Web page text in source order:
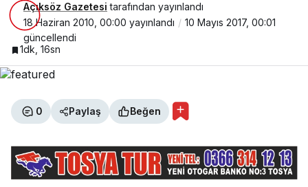
Açıksöz Gazetesi tarafından yayınlandı
18 Haziran 2010, 00:00 yayınlandı
10 Mayıs 2017, 00:01
güncellendi
1dk, 16sn
0 Paylaş Beğen